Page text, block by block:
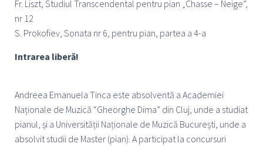
Fr. Liszt, Studiul Transcendental pentru pian „Chasse – Neige”,
nr 12
S. Prokofiev, Sonata nr 6, pentru pian, partea a 4-a
Intrarea liberă!
Andreea Emanuela Tinca este absolventă a Academiei
Naționale de Muzică “Gheorghe Dima” din Cluj, unde a studiat
pianul, și a Universității Naționale de Muzică București, unde a
absolvit studii de Master (pian). A participat la concursuri